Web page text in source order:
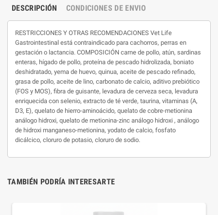
DESCRIPCIÓN CONDICIONES DE ENVIO
RESTRICCIONES Y OTRAS RECOMENDACIONES Vet Life
Gastrointestinal está contraindicado para cachorros, perras en
gestación o lactancia. COMPOSICIÓN carne de pollo, atún, sardinas
enteras, hígado de pollo, proteína de pescado hidrolizada, boniato
deshidratado, yema de huevo, quinua, aceite de pescado refinado,
grasa de pollo, aceite de lino, carbonato de calcio, aditivo prebiótico
(FOS y MOS), fibra de guisante, levadura de cerveza seca, levadura
enriquecida con selenio, extracto de té verde, taurina, vitaminas (A,
D3, E), quelato de hierro-aminoácido, quelato de cobre-metionina
análogo hidroxi, quelato de metionina-zinc análogo hidroxi , análogo
de hidroxi manganeso-metionina, yodato de calcio, fosfato
dicálcico, cloruro de potasio, cloruro de sodio.
TAMBIÉN PODRÍA INTERESARTE